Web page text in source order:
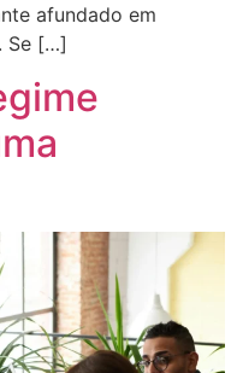
afundado em
Se […]